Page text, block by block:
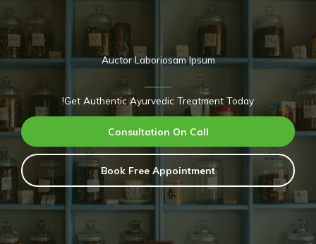
Auctor Laboriosam Ipsum
Get Authentic Ayurvedic Treatment Today!
Consultation On Call
Book Free Appointment